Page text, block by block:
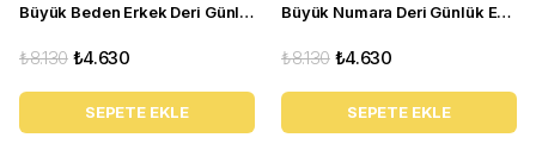
Büyük Beden Erkek Deri Günlük Ayakkabı - KRt103 Kahverengi
₺4.630
₺8.130
SEPETE EKLE
Büyük Numara Deri Günlük Erkek Ayakkabı - KRT103 Lacivert
₺4.630
₺8.130
SEPETE EKLE